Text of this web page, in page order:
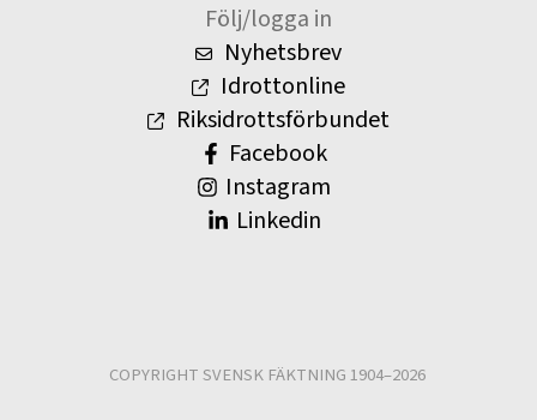
Följ/logga in
Nyhetsbrev
Idrottonline
Riksidrottsförbundet
Facebook
Instagram
Linkedin
COPYRIGHT SVENSK FÄKTNING 1904–2026